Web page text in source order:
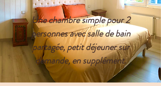
Une chambre simple pour 2
personnes avecsallede bain
partagée, petit déjeuner sur
demande, en supplément.